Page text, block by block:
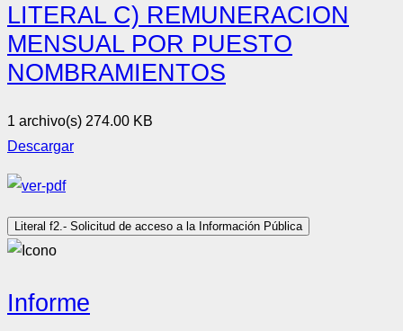
LITERAL C) REMUNERACION
MENSUAL POR PUESTO
NOMBRAMIENTOS
1 archivo(s) 274.00 KB
Descargar
Literal f2.- Solicitud de acceso a la Información Pública
Informe